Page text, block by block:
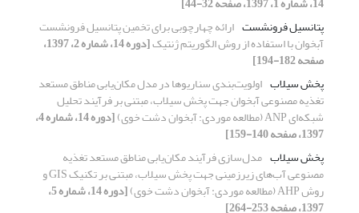
پتانسیل فرونشست ارائه چهارچوبی برای تخمین پتانسیل فرونشست
آبخوان با استفاده از روش الگوریتم ژنتیک [دوره 14، شماره 2، 1397،
صفحه 182-194]
پخش سیلاب اولویت‌بندی سناریوها در مدل مکان‌یابی مناطق مستعد
تغذیه مصنوعی آبخوان جهت پخش سیلاب، مبتنی بر فرآیند تحلیل
شبکه‌ای ANP (مطالعه موردی: آبخوان دشت خوی) [دوره 14، شماره 4،
1397، صفحه 140-159]
پخش سیلاب مدل‌سازی فرآیند مکان‌یابی مناطق مستعد تغذیه
مصنوعی آب‌های زیرزمینی جهت پخش سیلاب، مبتنی بر تکنیک GIS و
روش AHP (مطالعه موردی: آبخوان دشت خوی) [دوره 14، شماره 5،
1397، صفحه 253-264]